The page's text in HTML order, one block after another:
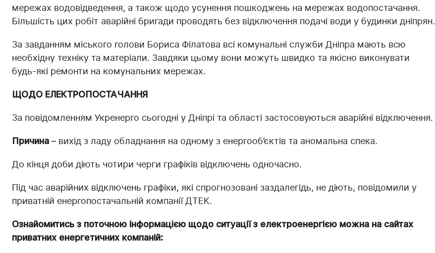
мережах водовідведення, а також щодо усунення пошкоджень на мережах водопостачання.
Більшість цих робіт аварійні бригади проводять без відключення подачі води у будинки дніпрян.
За завданням міського голови Бориса Філатова всі комунальні служби Дніпра мають всю
необхідну техніку та матеріали. Завдяки цьому вони можуть швидко та якісно виконувати
будь-які ремонти на комунальних мережах.
ЩОДО ЕЛЕКТРОПОСТАЧАННЯ
За повідомленням Укренерго сьогодні у Дніпрі та області застосовуються аварійні відключення.
Причина – вихід з ладу обладнання на одному з енергооб’єктів та аномальна спека.
До кінця доби діють чотири черги графіків відключень одночасно.
Під час аварійних відключень графіки, які спрогнозовані заздалегідь, не діють, повідомили у
приватній енергопостачальній компанії ДТЕК.
Ознайомитись з поточною інформацією щодо ситуації з електроенергією можна на сайтах
приватних енергетичних компаній: